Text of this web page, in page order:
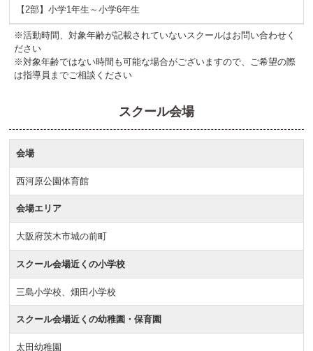
【2部】小学1年生～小学6年生
※活動時間、対象年齢が記載されていないスクールはお問い合わせく
ださい
※対象年齢ではない時間も可能な場合がございますので、ご希望の際
は指導員までご相談ください
スクール会場
会場
西河原公園体育館
会場エリア
大阪府茨木市城の前町
スクール会場近くの小学校
三島小学校、畑田小学校
スクール会場近くの幼稚園・保育園
太田幼稚園